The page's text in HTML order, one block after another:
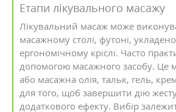
Етапи лікувального масажу
Лікувальний масаж може
масажному столі, футоні,
ергономічному кріслі. Часто
допомогою масажного засобу. Це
або масажна олія, тальк, гель,
для того, щоб завершити дію
додаткового ефекту. Вибір